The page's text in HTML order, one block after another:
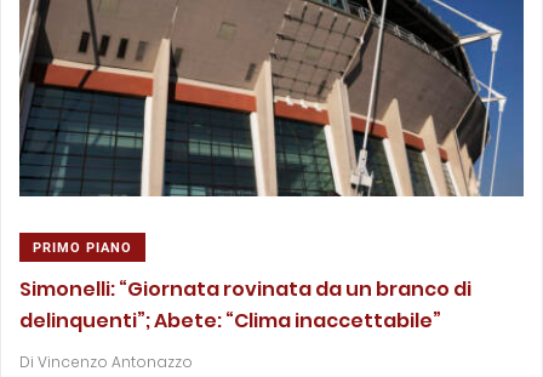
PRIMO PIANO
Simonelli: “Giornata rovinata da un branco di
delinquenti”; Abete: “Clima inaccettabile”
Di Vincenzo Antonazzo